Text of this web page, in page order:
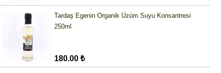
Tardaş Egenin Organik Üzüm Suyu Konsantresi
250ml
180.00 ₺